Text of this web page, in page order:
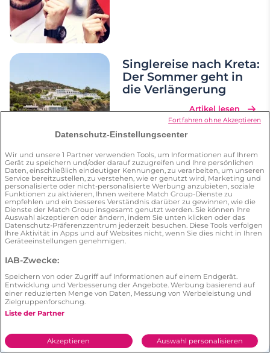
Singlereise nach Kreta:
Der Sommer geht in
die Verlängerung
Artikel lesen
Wo trifft man Singles?
Andere Themen erkunden
Beziehungsformen
Erfolgsgeschichten Ernste Beziehung
Datenschutz-Einstellungscenter
Wir und unsere 1 Partner verwenden Tools, um Informationen auf Ihrem
Gerät zu speichern und/oder darauf zuzugreifen und Ihre persönlichen
Daten, einschließlich eindeutiger Kennungen, zu verarbeiten, um unseren
Service bereitzustellen, zu verstehen, wie er genutzt wird, Marketing und
personalisierte oder nicht-personalisierte Werbung anzubieten, soziale
Funktionen zu aktivieren, Ihnen weitere Match Group-Dienste zu
empfehlen und ein besseres Verständnis darüber zu gewinnen, wie die
Dienste der Match Group insgesamt genutzt werden. Sie können Ihre
Auswahl akzeptieren oder ändern, indem Sie unten klicken oder das
Datenschutz-Präferenzzentrum jederzeit besuchen. Diese Tools verfolgen
Ihre Aktivität in Apps und auf Websites nicht, wenn Sie dies nicht in Ihren
Geräteeinstellungen genehmigen.
IAB-Zwecke:
Speichern von oder Zugriff auf Informationen auf einem Endgerät.
Entwicklung und Verbesserung der Angebote. Werbung basierend auf
einer reduzierten Menge von Daten, Messung von Werbeleistung und
Zielgruppenforschung.
Liste der Partner
Auswahl personalisieren
Akzeptieren
Fortfahren ohne Akzeptieren